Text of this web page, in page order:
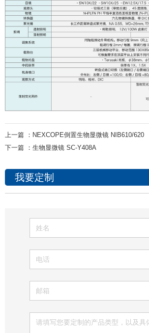
上一篇 ： NEXCOPE倒置生物显微镜 NIB610/620
下一篇 ： 生物显微镜 SC-Y408A
我要定制